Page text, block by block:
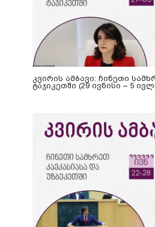
კვირის ამბავი: ჩინეთი
ტაჯიკეთში (29 ივნისი – 5